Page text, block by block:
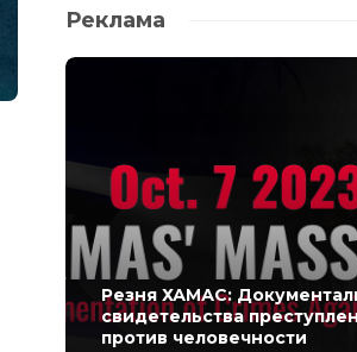
Реклама
Резня ХАМАС:
свидетельства
против человечности